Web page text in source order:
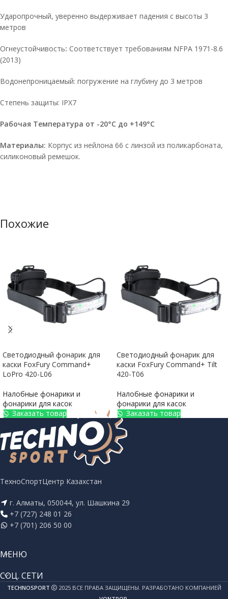
Ударопрочный, уверенно выдерживает падения с высоты 3
метров
Огнеустойчивость: Соответствует требованиям NFPA 1971-8.6
(2013)
Водонепроницаемый: погружение на глубину до 3 метров
Степень защиты: IPX7
Рабочая Температура от -20°C до +149°C
Материалы: Корпус из нейлона 66 с линзой из поликарбоната,
силиконовый ремешок.
Похожие
Светодиодный фонарик для
каски FoxFury Command+
LoPro 420-L06
Налобные фонарики и
фонарики для касок
Заказать товар
Светодиодный фонарик для
каски FoxFury Command+ Tilt
420-T06
Налобные фонарики и
фонарики для касок
Заказать товар
ТехноСпортЦентр Казахстан
г. Алматы, 050044, ул. Шашкина 29
+7 (727) 248 01 26
+7 (701) 206 50 00
МЕНЮ
СОЦ. СЕТИ
TECHNOSPORT
2025 ВСЕ ПРАВА ЗАЩИЩЕНЫ. РАЗРАБОТАНО КОМПАНИЕЙ